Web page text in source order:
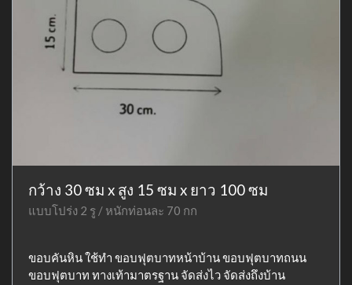
กว้าง 30 ซม x สูง 15 ซม x ยาว 100 ซม
แบบโปร่ง 2 รู / หนักท่อนละ 70 กก
ขอบคันหิน ใช้ทำ ขอบฟุตบาทหน้าบ้าน ขอบฟุตบาทถนน
ขอบฟุตบาท ทางเท้ามาตรฐาน จัดส่งไว จัดส่งถึงบ้าน